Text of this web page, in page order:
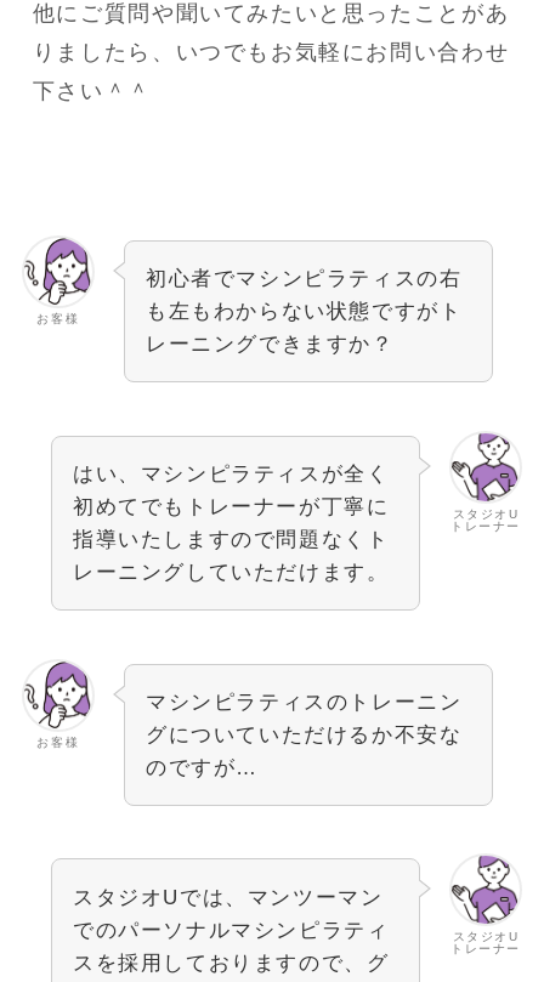
他にご質問や聞いてみたいと思ったことがあ
りましたら、いつでもお気軽にお問い合わせ
下さい＾＾
お客様
初心者でマシンピラティスの右
も左もわからない状態ですがト
レーニングできますか？
スタジオU
トレーナー
はい、マシンピラティスが全く
初めてでもトレーナーが丁寧に
指導いたしますので問題なくト
レーニングしていただけます。
お客様
マシンピラティスのトレーニン
グについていただけるか不安な
のですが…
スタジオU
トレーナー
スタジオUでは、マンツーマン
でのパーソナルマシンピラティ
スを採用しておりますので、グ